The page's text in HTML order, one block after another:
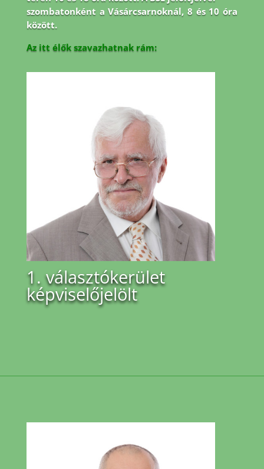
szombatonként a Vásárcsarnoknál, 8 és 10 óra
között.
Az itt élők szavazhatnak rám:
1. választókerület
képviselőjelölt